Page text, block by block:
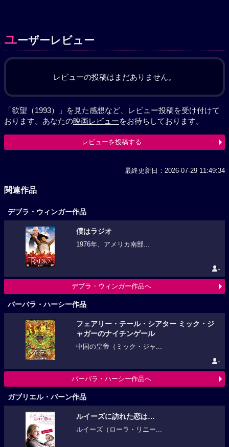
ユーザーレビュー
レビューの投稿はまだありません。
「欲望（1993）」を見た感想など、レビュー投稿を受け付けて
おります。あなたの映画レビューをお待ちしております。
レビューを投稿する
最終更新日：2026-07-29 11:49:34
関連作品
デブラ・ウィンガー作品
僕はラジオ
1976年、アメリカ南部...
-
デブラ・ウィンガー作品へ
バーバラ・ハーシー作品
フェアリー・テール・シアター ミック・ジ
ャガーのナイチンゲール
中国の皇帝（ミック・ジャ...
-
バーバラ・ハーシー作品へ
ガブリエル・バーン作品
ルイーズに訪れた恋は…
ルイーズ（ローラ・リニー...